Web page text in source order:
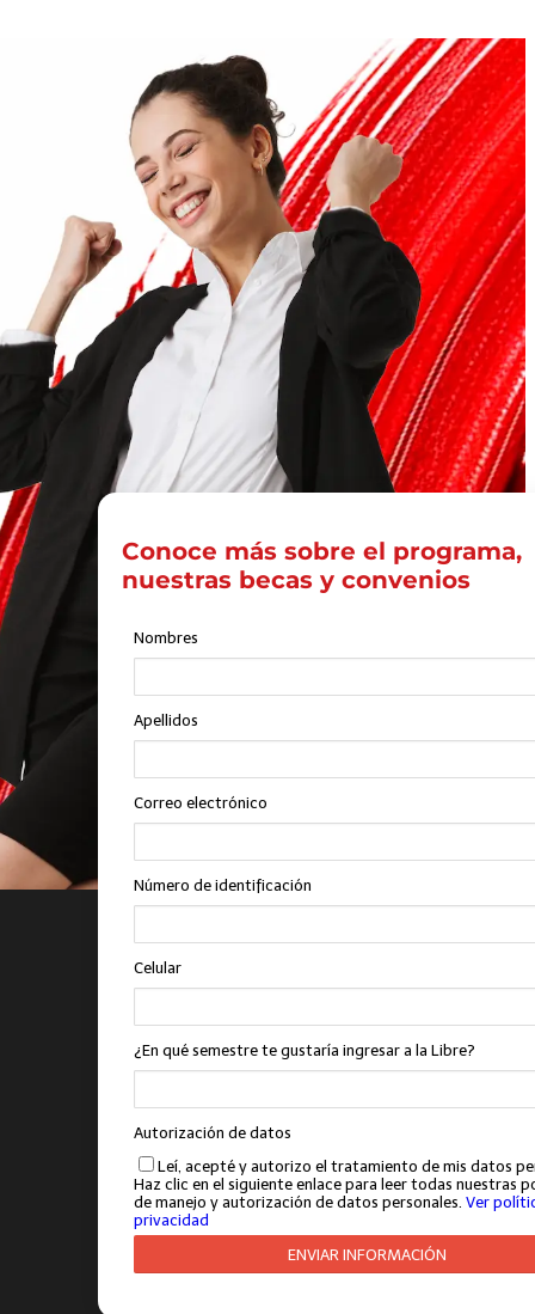
Conoce más sobre el programa,
nuestras becas y convenios